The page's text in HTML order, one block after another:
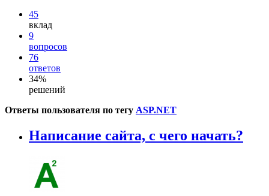
45
вклад
9
вопросов
76
ответов
34%
решений
Ответы пользователя по тегу ASP.NET
Написание сайта, с чего начать?